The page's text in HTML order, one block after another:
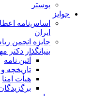
پوستر
جوایز
اساس‌نامه
ایران
جایزه انجمن
بنیانگذار دکتر
آئین نامه
تاریخچه
هیأت امنا